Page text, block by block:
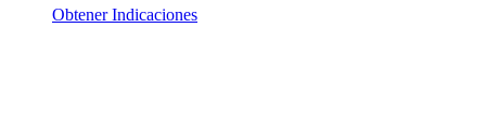
Obtener Indicaciones